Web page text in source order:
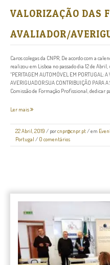
VALORIZAÇÃO DAS
AVALIADOR/
Caros colegas da CNPR, De acordo com a
realizou em Lisboa no passado dia 12 de
“PERITAGEM AUTOMÓVEL EM PORTUGAL:
AVERIGUADOR:SUA CONTRIBUIÇÃO PARA
Comissão de Formação Profissional, dedicar
Ler mais
22 Abril, 2019 / porcnpr@cnpr.pt/ em
Portugal / 0 comentários